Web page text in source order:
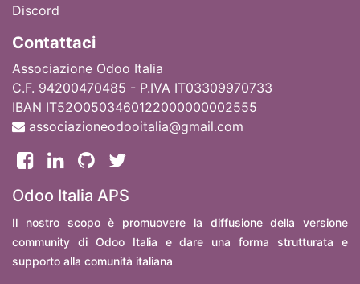
Discord
Contattaci
Associazione Odoo Italia
C.F. 94200470485 - P.IVA IT03309970733
IBAN IT52O0503460122000000002555
associazioneodooitalia@gmail.com
Odoo Italia APS
Il nostro scopo è promuovere la diffusione della versione
community di Odoo Italia e dare una forma strutturata e
supporto alla comunità italiana